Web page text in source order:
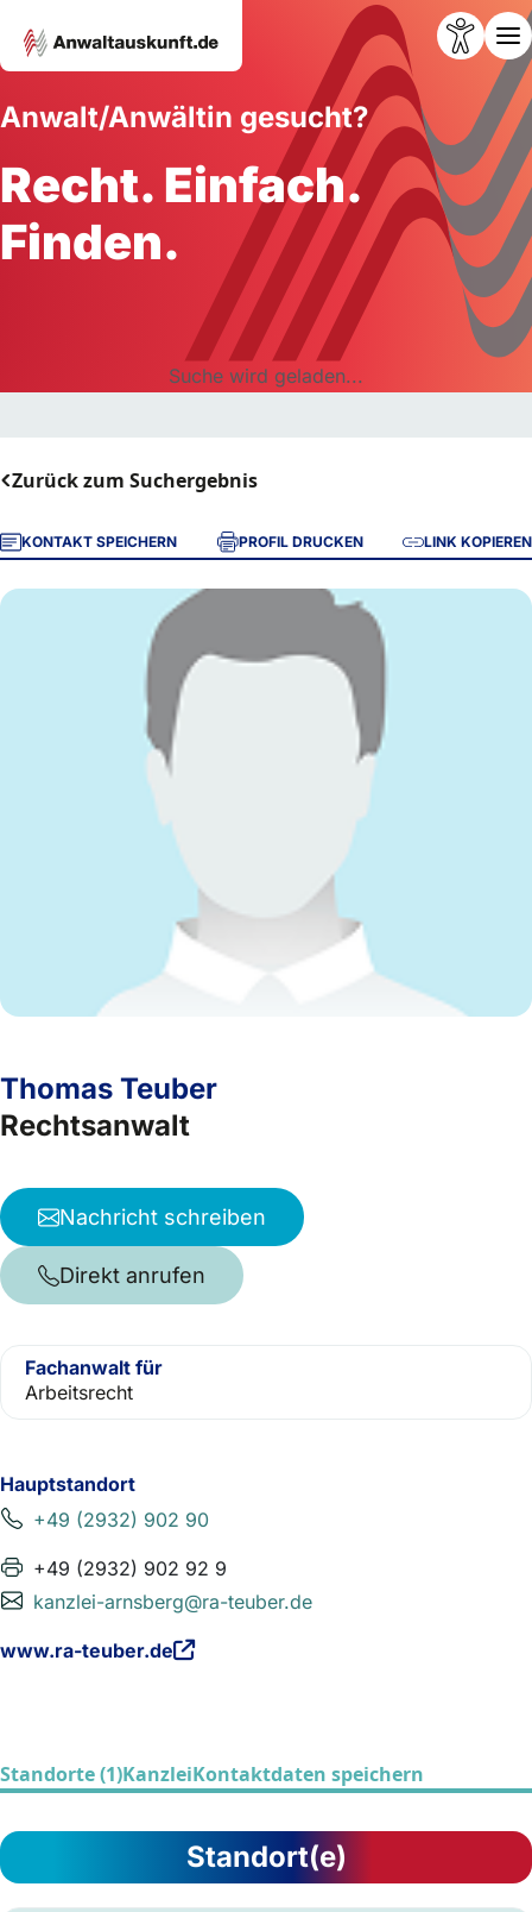
Anwalt/Anwältin gesucht?
Recht. Einfach.
Finden.
Suche wird geladen...
Zurück zum Suchergebnis
KONTAKT SPEICHERN PROFIL DRUCKEN LINK KOPIEREN
Hauptstandort
+49 (2932) 902 90
+49 (2932) 902 92 9
kanzlei-arnsberg@ra-teuber.de
www.ra-teuber.de
Thomas Teuber
Rechtsanwalt
Nachricht schreiben
Direkt anrufen
Fachanwalt für
Arbeitsrecht
Standorte (1)KanzleiKontaktdaten speichern
Standort(e)